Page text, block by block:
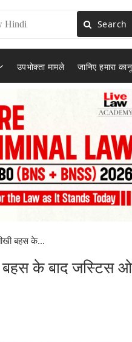
Search
उपभोक्ता मामले जानिए हमारा
बहस के...
बहस के बाद जस्टिस